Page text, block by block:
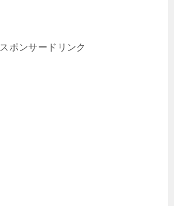
スポンサードリンク